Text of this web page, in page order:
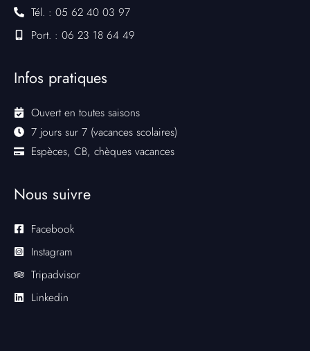
Tél. : 05 62 40 03 97
Port. : 06 23 18 64 49
Infos pratiques
Ouvert en toutes saisons
7 jours sur 7 (vacances scolaires)
Espèces, CB, chèques vacances
Nous suivre
Facebook
Instagram
Tripadvisor
Linkedin